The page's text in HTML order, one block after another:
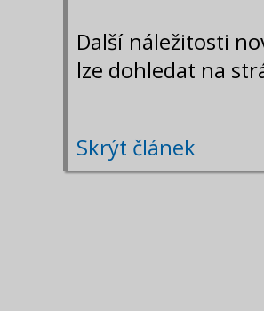
Další náležitosti
lze dohledat na
Skrýt článek